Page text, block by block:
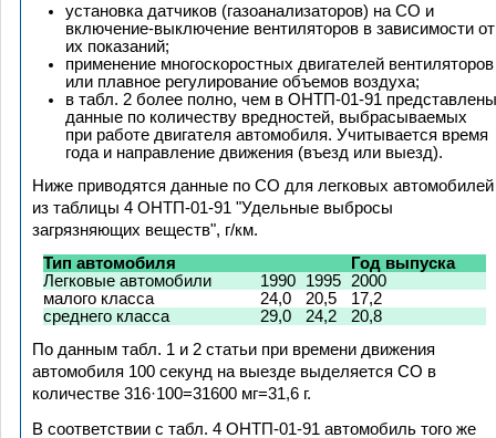
установка датчиков (газоанализаторов) на СО и
включение-выключение вентиляторов в зависимости от
их показаний;
применение многоскоростных двигателей вентиляторов
или плавное регулирование объемов воздуха;
в табл. 2 более полно, чем в ОНТП-01-91 представлены
данные по количеству вредностей, выбрасываемых
при работе двигателя автомобиля. Учитывается время
года и направление движения (въезд или выезд).
Ниже приводятся данные по СО для легковых автомобилей
из таблицы 4 ОНТП-01-91 "Удельные выбросы
загрязняющих веществ", г/км.
Тип автомобиля
Год выпуска
Легковые автомобили
1990 1995
2000
малого класса
24,0 20,5
17,2
среднего класса
29,0 24,2
20,8
По данным табл. 1 и 2 статьи при времени движения
автомобиля 100 секунд на выезде выделяется СО в
количестве 316·100=31600 мг=31,6 г.
В соответствии с табл. 4 ОНТП-01-91 автомобиль того же